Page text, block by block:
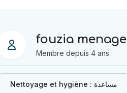
fouzia menage
Membre depuis 4 ans
Nettoyage et hygiène : مساعدة